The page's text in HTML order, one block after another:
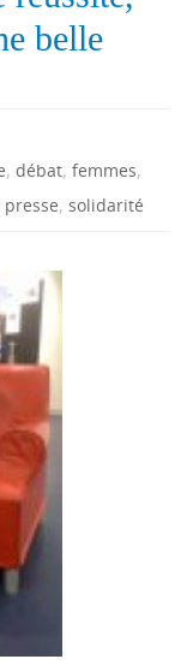
belle
,débat,femmes,
presse, solidarité